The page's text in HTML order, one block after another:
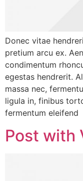
Donec vitae
pretium arcu ex.
condimentum
egestas hendrerit.
massa nec,
ligula in, finibus
fermentum eleifend
Post with